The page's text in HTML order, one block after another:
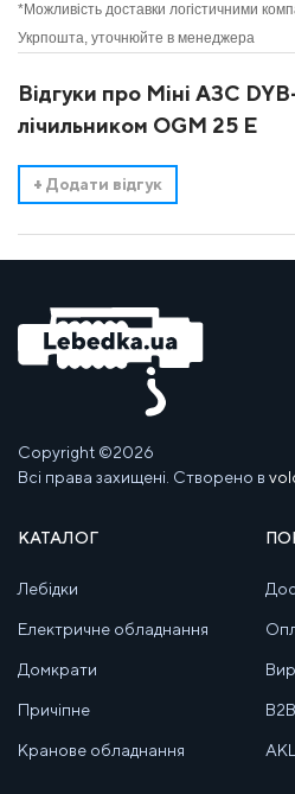
*Можливість доставки логістичними
Укрпошта, уточнюйте в менеджера
Відгуки про Міні АЗС
лічильником OGM 25 E
+ Додати відгук
Copyright ©2026
Всі права захищені. Створено в
КАТАЛОГ
Лебідки
Електричне обладнання
Домкрати
Причіпне
Кранове обладнання
B2B